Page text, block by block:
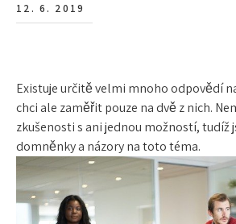
12. 6. 2019
Existuje určitě velmi mnoho odpovědí
chci ale zaměřit pouze na dvě z nich.
zkušenosti s ani jednou možností, tudíž
domněnky a názory na toto téma.